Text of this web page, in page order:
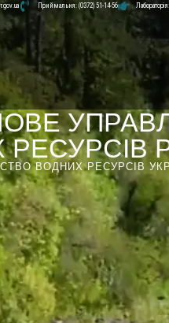
Приймальня: (0372) 51-14-56
ВОДНИХ РЕСУРСІВ